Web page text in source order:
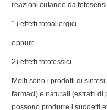
reazioni cutanee da
1) effetti fotoallergici
oppure
2) effetti fototossici.
Molti sono i prodotti di
farmaci) e naturali (estratti di
possono produrre i suddetti